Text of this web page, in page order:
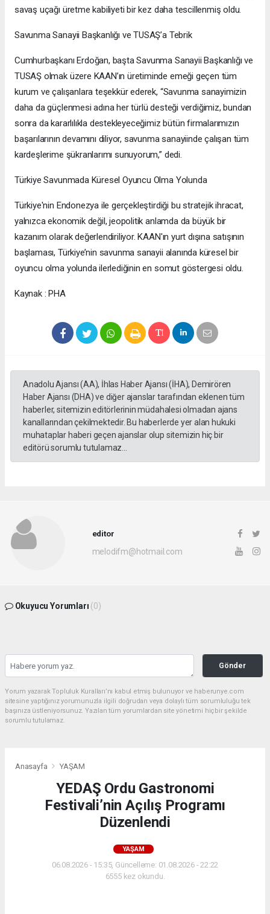
savaş uçağı üretme kabiliyeti bir kez daha tescillenmiş oldu.
Savunma Sanayii Başkanlığı ve TUSAŞ’a Tebrik
Cumhurbaşkanı Erdoğan, başta Savunma Sanayii Başkanlığı ve
TUSAŞ olmak üzere KAAN’ın üretiminde emeği geçen tüm
kurum ve çalışanlara teşekkür ederek, “Savunma sanayimizin
daha da güçlenmesi adına her türlü desteği verdiğimiz, bundan
sonra da kararlılıkla destekleyeceğimiz bütün firmalarımızın
başarılarının devamını diliyor, savunma sanayiinde çalışan tüm
kardeşlerime şükranlarımı sunuyorum,” dedi.
Türkiye Savunmada Küresel Oyuncu Olma Yolunda
Türkiye'nin Endonezya ile gerçekleştirdiği bu stratejik ihracat,
yalnızca ekonomik değil, jeopolitik anlamda da büyük bir
kazanım olarak değerlendiriliyor. KAAN'ın yurt dışına satışının
başlaması, Türkiye’nin savunma sanayii alanında küresel bir
oyuncu olma yolunda ilerlediğinin en somut göstergesi oldu.
Kaynak : PHA
Anadolu Ajansı (AA), İhlas Haber Ajansı (İHA), Demirören
Haber Ajansı (DHA) ve diğer ajanslar tarafından eklenen tüm
haberler, sitemizin editörlerinin müdahalesi olmadan ajans
kanallarından çekilmektedir. Bu haberlerde yer alan hukuki
muhataplar haberi geçen ajanslar olup sitemizin hiç bir
editörü sorumlu tutulamaz...
editor
melodifm@hotmail.com
Okuyucu Yorumları (0)
Gönder
Yorum yazarak Topluluk Kuralları’nı kabul etmiş bulunuyor ve haberunye.com
sitesine yaptığınız yorumunuzla ilgili doğrudan veya dolaylı tüm sorumluluğu tek
başınıza üstleniyorsunuz. Yazılan tüm yorumlardan site yönetimi hiçbir şekilde
sorumlu tutulamaz.
Anasayfa YAŞAM
YEDAŞ Ordu Gastronomi
Festivali’nin Açılış Programı
Düzenlendi
YAŞAM
06.08.2026 - 15:35, Güncelleme: 01.08.2026 - 22:22
6555 kez okundu.